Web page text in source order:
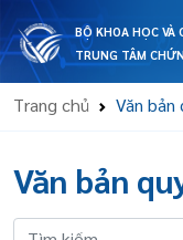
BỘ KHOA HỌC VÀ
TRUNG TÂM
Trang chủ Văn
Văn bản